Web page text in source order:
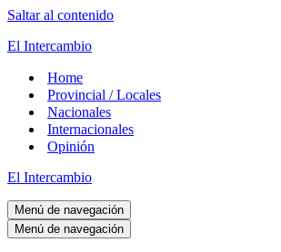
Saltar al contenido
El Intercambio
Home
Provincial / Locales
Nacionales
Internacionales
Opinión
El Intercambio
Menú de navegación
Menú de navegación